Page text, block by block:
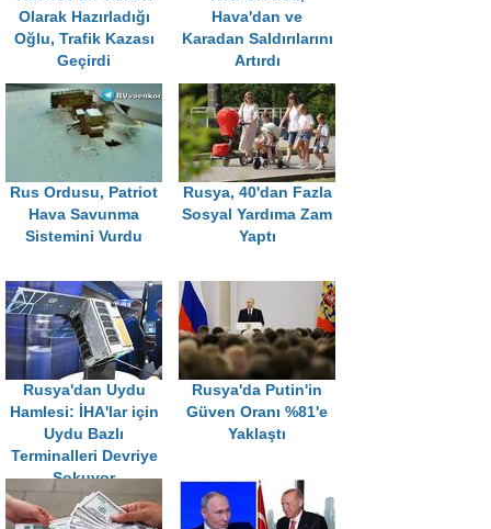
Olarak Hazırladığı
Oğlu, Trafik Kazası
Geçirdi
Hava'dan ve
Karadan Saldırılarını
Artırdı
Rus Ordusu, Patriot
Hava Savunma
Sistemini Vurdu
Rusya, 40'dan Fazla
Sosyal Yardıma Zam
Yaptı
Rusya'dan Uydu
Hamlesi: İHA'lar için
Uydu Bazlı
Terminalleri Devriye
Sokuyor
Rusya'da Putin'in
Güven Oranı %81'e
Yaklaştı